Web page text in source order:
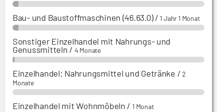
Bau- und Baustoffmaschinen (46.63.0)/1 Jahr 1 Monat
Sonstiger Einzelhandel mit Nahrungs- und
Genussmitteln / 4 Monate
Einzelhandel: Nahrungsmittel und Getränke /2
Monate
Einzelhandel mit Wohnmöbeln / 1 Monat